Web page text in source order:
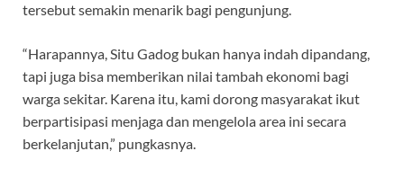
tersebut semakin menarik bagi pengunjung.
“Harapannya, Situ Gadog bukan hanya indah dipandang,
tapi juga bisa memberikan nilai tambah ekonomi bagi
warga sekitar. Karena itu, kami dorong masyarakat ikut
berpartisipasi menjaga dan mengelola area ini secara
berkelanjutan,” pungkasnya.